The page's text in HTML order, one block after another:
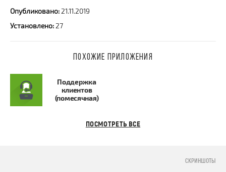
Опубликовано: 21.11.2019
Установлено: 27
ПОХОЖИЕ ПРИЛОЖЕНИЯ
Поддержка
клиентов
(помесячная)
ПОСМОТРЕТЬ ВСЕ
СКРИНШОТЫ